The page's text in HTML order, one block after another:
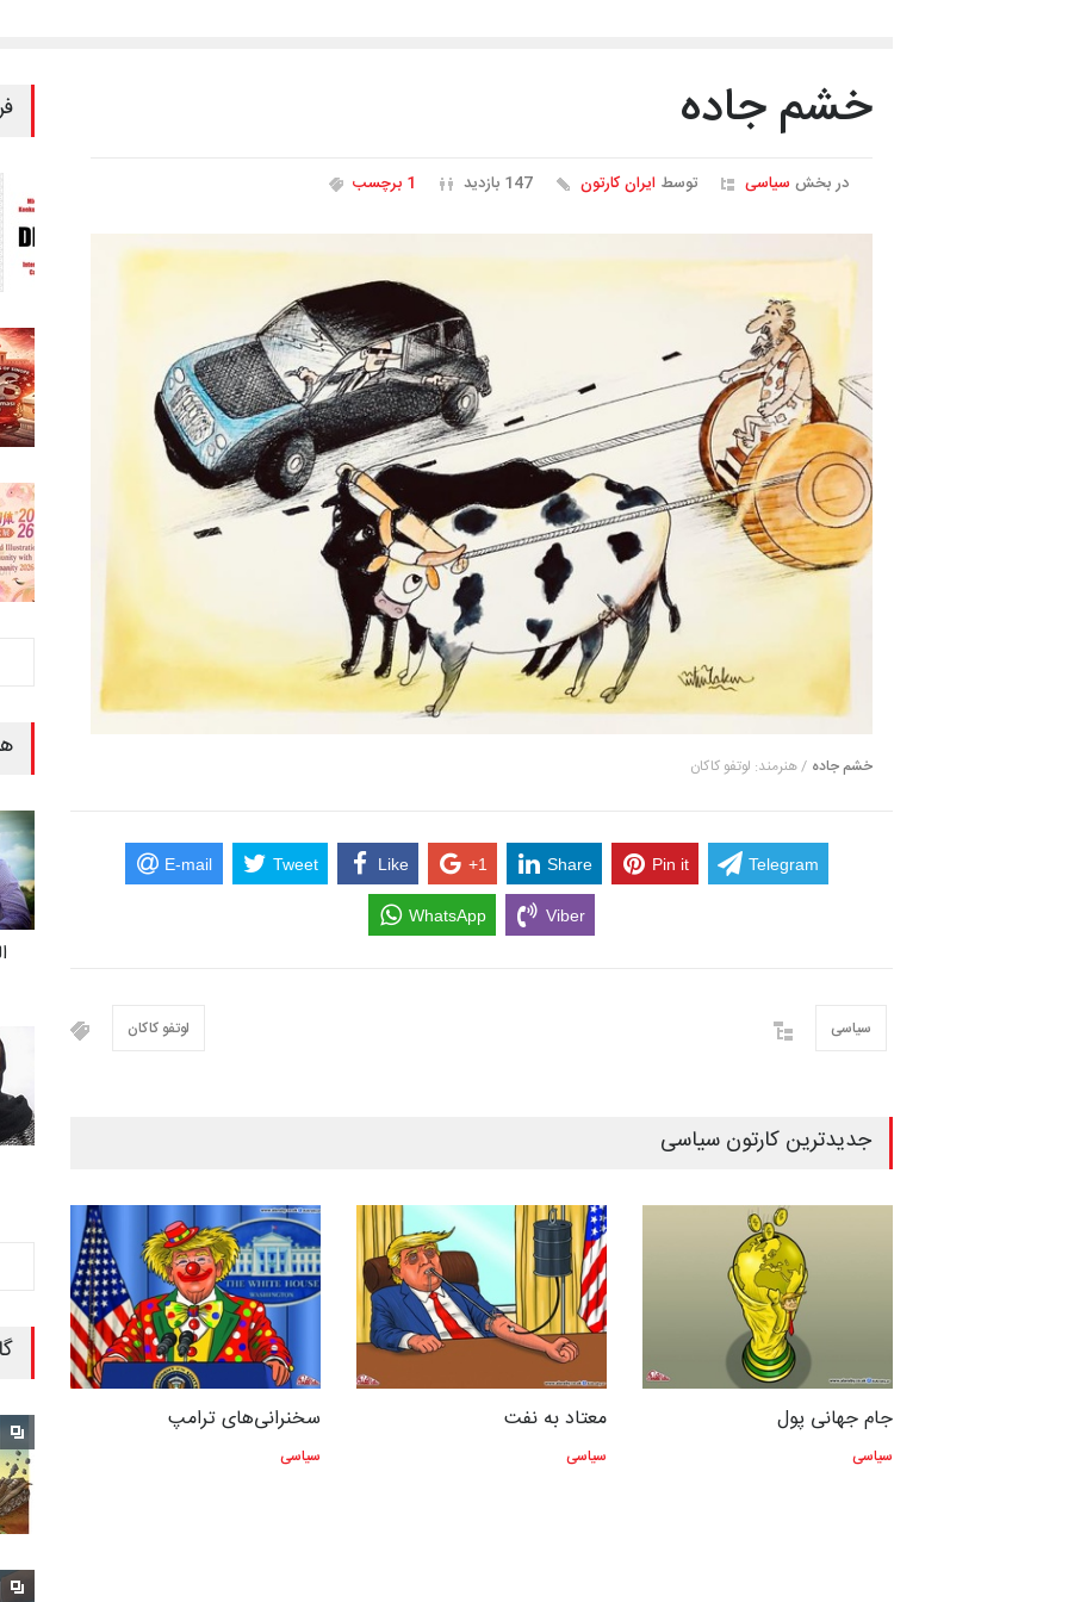
خشم جاده
در بخش سیاسی توسط ایران کارتون 147 بازدید 1 برچسب
خشم جاده / هنرمند: لوتفو کاکان
E-mail Tweet Like +1 Share Pin it Telegram
WhatsApp Viber
لوتفو کاکان سیاسی
جدیدترین کارتون سیاسی
سخنرانی‌های ترامپ
سیاسی
معتاد به نفت
سیاسی
جام جهانی پول
سیاسی